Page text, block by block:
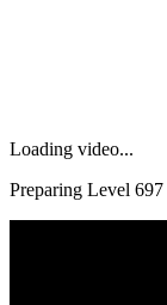
Loading video...
Preparing Level 697